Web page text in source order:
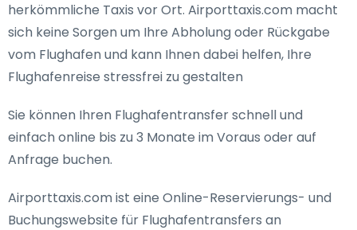
herkömmliche Taxis vor Ort. Airporttaxis.com macht
sich keine Sorgen um Ihre Abholung oder Rückgabe
vom Flughafen und kann Ihnen dabei helfen, Ihre
Flughafenreise stressfrei zu gestalten
Sie können Ihren Flughafentransfer schnell und
einfach online bis zu 3 Monate im Voraus oder auf
Anfrage buchen.
Airporttaxis.com ist eine Online-Reservierungs- und
Buchungswebsite für Flughafentransfers an